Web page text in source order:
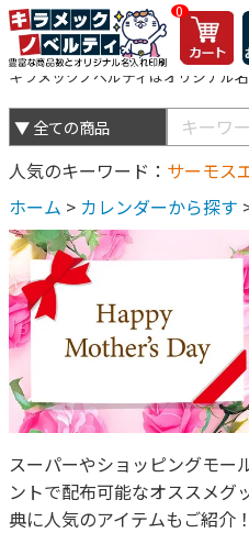
0
キラメックノベルティはオリジナル
人気のキーワード サーモス
ホーム > カレンダーから探す
スーパーやショッピングモー
ントで配布可能なオススメグ
典に人気のアイテムもご紹介！